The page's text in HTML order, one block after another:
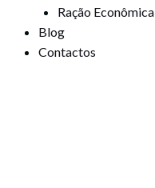
Ração Econômica
Blog
Contactos